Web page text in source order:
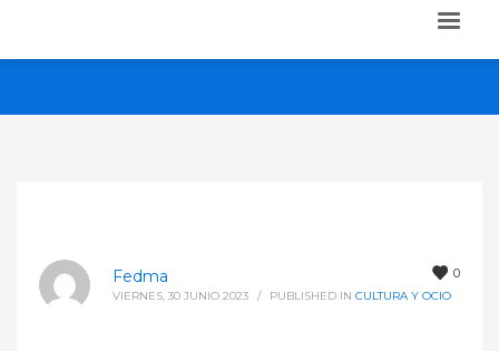
0
Fedma
VIERNES, 30 JUNIO 2023 / PUBLISHED IN CULTURA Y OCIO